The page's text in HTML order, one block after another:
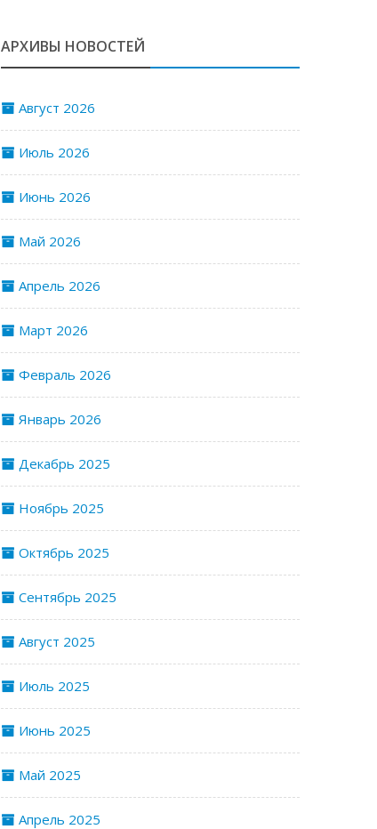
АРХИВЫ НОВОСТЕЙ
Август 2026
Июль 2026
Июнь 2026
Май 2026
Апрель 2026
Март 2026
Февраль 2026
Январь 2026
Декабрь 2025
Ноябрь 2025
Октябрь 2025
Сентябрь 2025
Август 2025
Июль 2025
Июнь 2025
Май 2025
Апрель 2025